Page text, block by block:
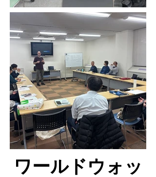
ワールドウォッ